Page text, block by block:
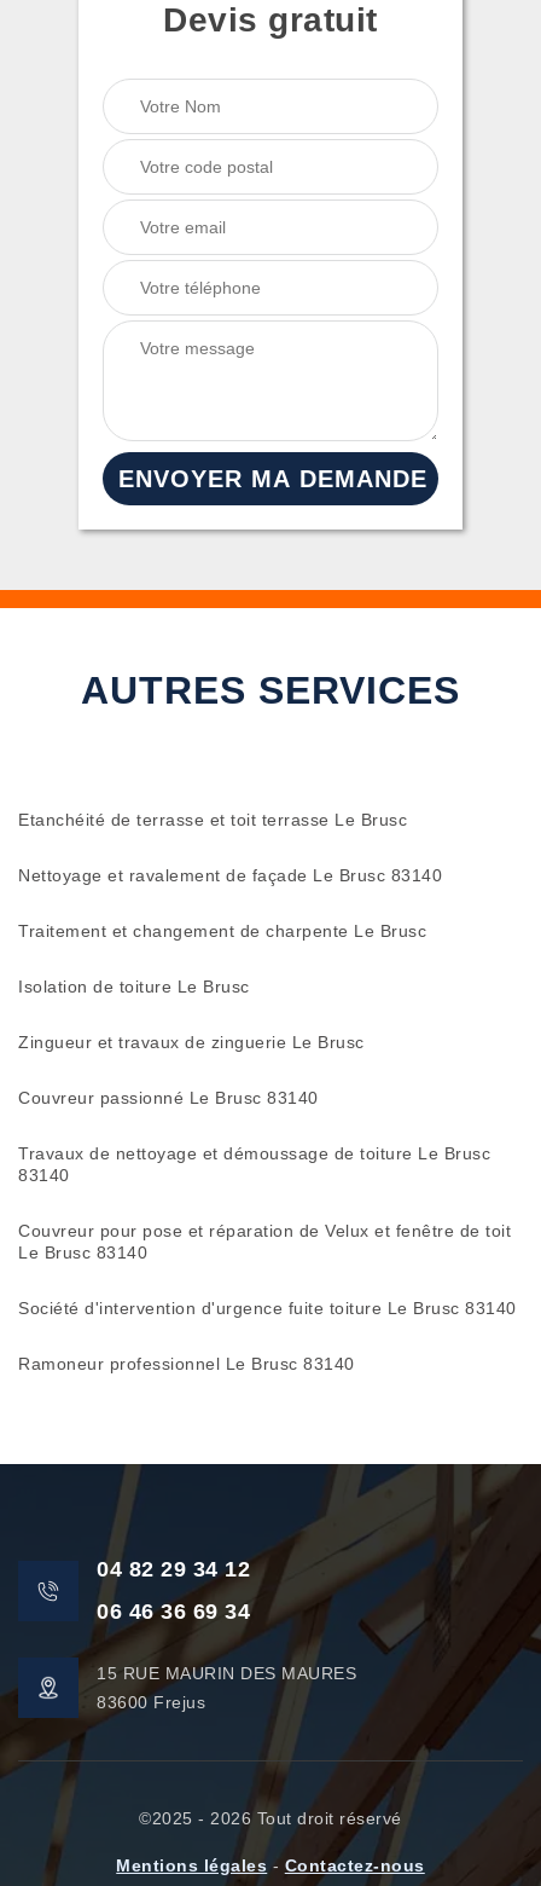
Devis gratuit
AUTRES SERVICES
Etanchéité de terrasse et toit terrasse Le Brusc
Nettoyage et ravalement de façade Le Brusc 83140
Traitement et changement de charpente Le Brusc
Isolation de toiture Le Brusc
Zingueur et travaux de zinguerie Le Brusc
Couvreur passionné Le Brusc 83140
Travaux de nettoyage et démoussage de toiture Le Brusc
83140
Couvreur pour pose et réparation de Velux et fenêtre de toit
Le Brusc 83140
Société d'intervention d'urgence fuite toiture Le Brusc 83140
Ramoneur professionnel Le Brusc 83140
04 82 29 34 12
06 46 36 69 34
15 RUE MAURIN DES MAURES
83600 Frejus
©2025 - 2026 Tout droit réservé
Mentions légales - Contactez-nous